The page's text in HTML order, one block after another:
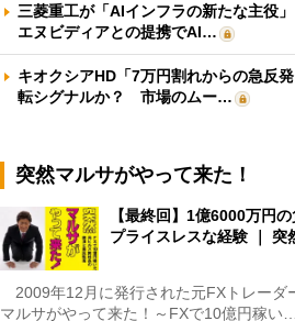
三菱重工が「AIインフラの新たな主役
エヌビディアとの提携でAI…
キオクシアHD「7万円割れからの急反
転シグナルか？ 市場のムー…
突然マルサがやって来た！
【最終回】1億6000万円
プライスレスな経験 ｜
2009年12月に発行された元FXトレーダ
マルサがやって来た！～FXで10億円稼い…